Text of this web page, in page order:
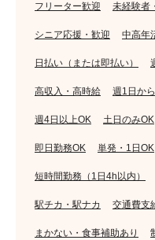
フリーター歓迎 未経験者
シニア応援・歓迎 中高年
日払い（または即払い）
高収入・高時給 週1日か
週4日以上OK 土日のみOK
即日勤務OK 単発・1日OK
短時間勤務（1日4h以内）
駅チカ・駅ナカ 交通費支
まかない・食事補助あり